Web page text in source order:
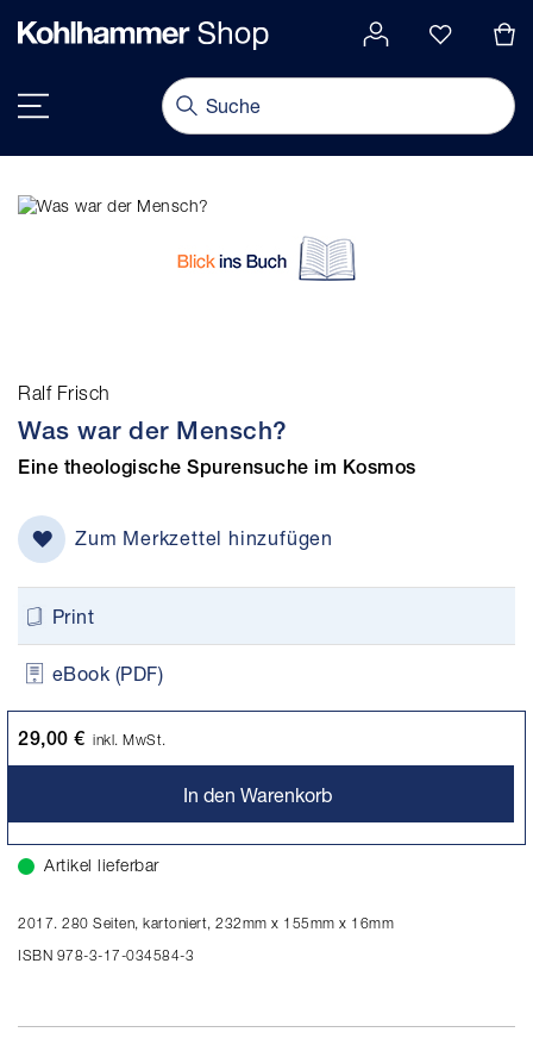
springen
Ralf Frisch
Was war der Mensch?
Eine theologische Spurensuche im Kosmos
Zum Merkzettel hinzufügen
Print
eBook (PDF)
29,00 € inkl. MwSt.
In den Warenkorb
Artikel lieferbar
2017. 280 Seiten, kartoniert, 232mm x 155mm x 16mm
ISBN 978-3-17-034584-3